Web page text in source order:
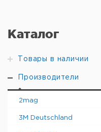
Каталог
Товары в наличии
Производители
2mag
3M Deutschland